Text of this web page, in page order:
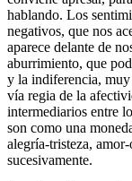
hablando. Los
negativos, que nos
aparece delante de
aburrimiento, que
y la indiferencia,
vía regia de la
intermediarios entre
son como una
alegría-tristeza,
sucesivamente.